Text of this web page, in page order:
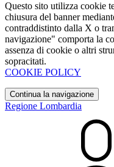
Questo sito utilizza cookie
chiusura del banner
contraddistinto dalla X o
navigazione" comporta la
assenza di cookie o altri
sopracitati.
COOKIE POLICY
Continua la navigazione
Regione Lombardia